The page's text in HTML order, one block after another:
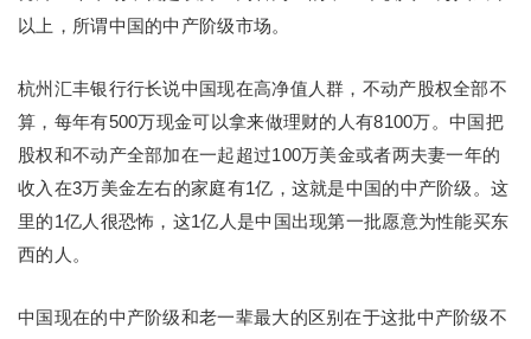
以上，所谓中国的中产阶级市场。
杭州汇丰银行行长说中国现在高净值人群，不动产股权全部不
算，每年有500万现金可以拿来做理财的人有8100万。中国把
股权和不动产全部加在一起超过100万美金或者两夫妻一年的
收入在3万美金左右的家庭有1亿，这就是中国的中产阶级。这
里的1亿人很恐怖，这1亿人是中国出现第一批愿意为性能买东
西的人。
中国现在的中产阶级和老一辈最大的区别在于这批中产阶级不